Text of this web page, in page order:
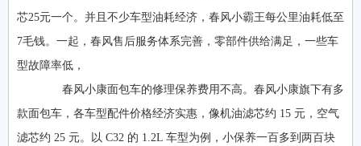
芯25元一个。并且不少车型油耗经济，春风小霸王每公里油耗低至
7毛钱。一起，春风售后服务体系完善，零部件供给满足，一些车
型故障率低，
春风小康面包车的修理保养费用不高。春风小康旗下有多
款面包车，各车型配件价格经济实惠，像机油滤芯约 15 元，空气
滤芯约 25 元。以 C32 的 1.2L 车型为例，小保养一百多到两百块